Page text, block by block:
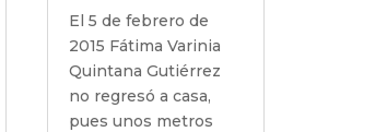
El 5 de febrero de
2015 Fátima Varinia
Quintana Gutiérrez
no regresó a casa,
pues unos metros